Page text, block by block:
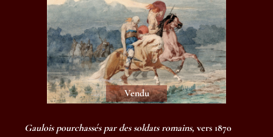
Vendu
Gaulois pourchassés par des soldats romains,vers 1870